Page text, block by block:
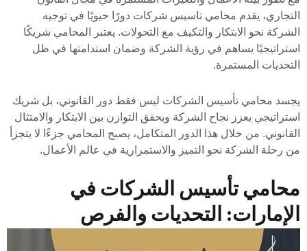
التجاري، يقدم محامي تاسيس شركات دورًا حيويًا في توجيه
الشركة نحو الابتكار والتكيف مع التحولات. يعتبر المحامي شريكًا
استراتيجيًا يساهم في رؤية الشركة وضمان استدامتها في ظل
التحديات المستمرة.
يجسد محامي تأسيس الشركات ليس فقط دور القانوني، بل شريك
استراتيجي يعزز نجاح الشركة ويحقق التوازن بين الابتكار والامتثال
القانوني. من خلال هذا الدور المتكامل، يصبح المحامي جزءًا لا يتجزأ
من رحلة الشركة نحو التميز والاستمرارية في عالم الأعمال.
محامي تأسيس الشركات في
الإمارات: التحديات والفرص